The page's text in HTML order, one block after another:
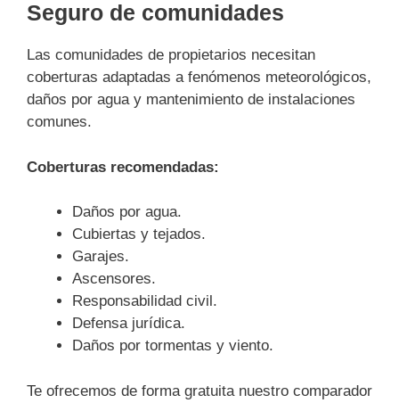
Seguro de comunidades
Las comunidades de propietarios necesitan
coberturas adaptadas a fenómenos meteorológicos,
daños por agua y mantenimiento de instalaciones
comunes.
Coberturas recomendadas:
Daños por agua.
Cubiertas y tejados.
Garajes.
Ascensores.
Responsabilidad civil.
Defensa jurídica.
Daños por tormentas y viento.
Te ofrecemos de forma gratuita nuestro comparador